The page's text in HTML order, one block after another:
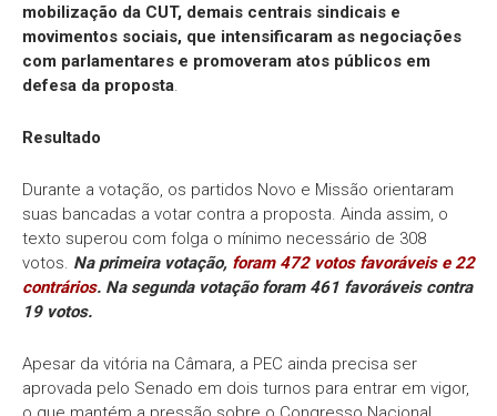
mobilização da CUT, demais centrais sindicais e
movimentos sociais, que intensificaram as negociações
com parlamentares e promoveram atos públicos em
defesa da proposta.
Resultado
Durante a votação, os partidos Novo e Missão orientaram
suas bancadas a votar contra a proposta. Ainda assim, o
texto superou com folga o mínimo necessário de 308
votos. Na primeira votação, foram 472 votos favoráveis e 22
contrários. Na segunda votação foram 461 favoráveis contra
19 votos.
Apesar da vitória na Câmara, a PEC ainda precisa ser
aprovada pelo Senado em dois turnos para entrar em vigor,